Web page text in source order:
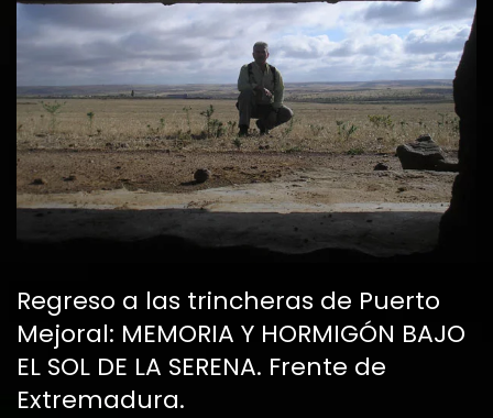
Regreso a las trincheras de Puerto
Mejoral: MEMORIA Y HORMIGÓN BAJO
EL SOL DE LA SERENA. Frente de
Extremadura.